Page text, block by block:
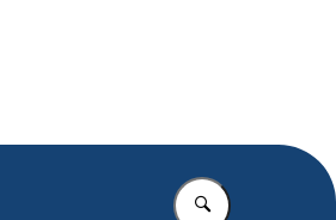
Vul in wat u